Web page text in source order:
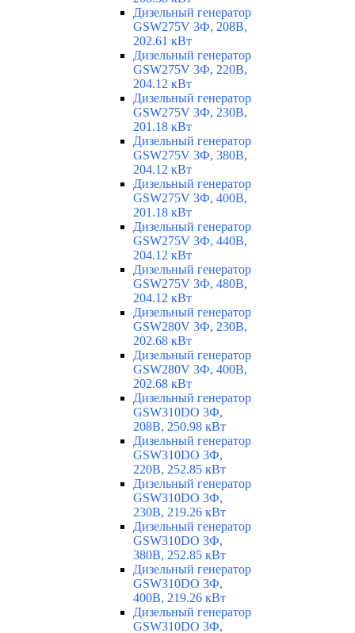
Дизельный генератор
GSW275V 3Ф, 208В,
202.61 кВт
Дизельный генератор
GSW275V 3Ф, 220В,
204.12 кВт
Дизельный генератор
GSW275V 3Ф, 230В,
201.18 кВт
Дизельный генератор
GSW275V 3Ф, 380В,
204.12 кВт
Дизельный генератор
GSW275V 3Ф, 400В,
201.18 кВт
Дизельный генератор
GSW275V 3Ф, 440В,
204.12 кВт
Дизельный генератор
GSW275V 3Ф, 480В,
204.12 кВт
Дизельный генератор
GSW280V 3Ф, 230В,
202.68 кВт
Дизельный генератор
GSW280V 3Ф, 400В,
202.68 кВт
Дизельный генератор
GSW310DO 3Ф,
208В, 250.98 кВт
Дизельный генератор
GSW310DO 3Ф,
220В, 252.85 кВт
Дизельный генератор
GSW310DO 3Ф,
230В, 219.26 кВт
Дизельный генератор
GSW310DO 3Ф,
380В, 252.85 кВт
Дизельный генератор
GSW310DO 3Ф,
400В, 219.26 кВт
Дизельный генератор
GSW310DO 3Ф,